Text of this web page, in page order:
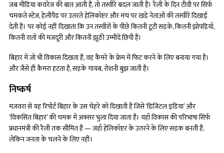
जब मीडिया कवरेज की बात आती है, तो तस्वीरें बदल जाती हैं। रैली के दिन टीवी पर सिर्फ़
चमकते स्टेज, हेलीपैड पर उतरते हेलिकॉप्टर और मंच पर खड़े नेताओं की तस्वीरें दिखाई
देती हैं। पर कोई नहीं दिखाता कि उन तस्वीरों के पीछे कितनी टूटी सड़कें, कितनी झोपड़ियाँ,
कितनी रातों की मजदूरी और कितनी झूठी उम्मीदें छिपी हैं।
बिहार में जो भी विकास दिखता है, वह कैमरे के फ्रेम में फिट करने के लिए बनाया गया है।
और जैसे ही कैमरा हटता है, सड़कें गायब, रोशनी बुझ जाती है।
निष्कर्ष
मज़वरा से यह रिपोर्ट बिहार के उस चेहरे को दिखाती है जिसे ‘डिजिटल इंडिया’ और
‘विकसित बिहार’ की चमक में अक्सर भुला दिया जाता है। यहाँ विकास की परिभाषा सिर्फ़
प्रधानमंत्री की रैली तक सीमित है — जहाँ हेलिकॉप्टर के उतरने के लिए सड़क बनती है,
लेकिन जनता के चलने के लिए नहीं।